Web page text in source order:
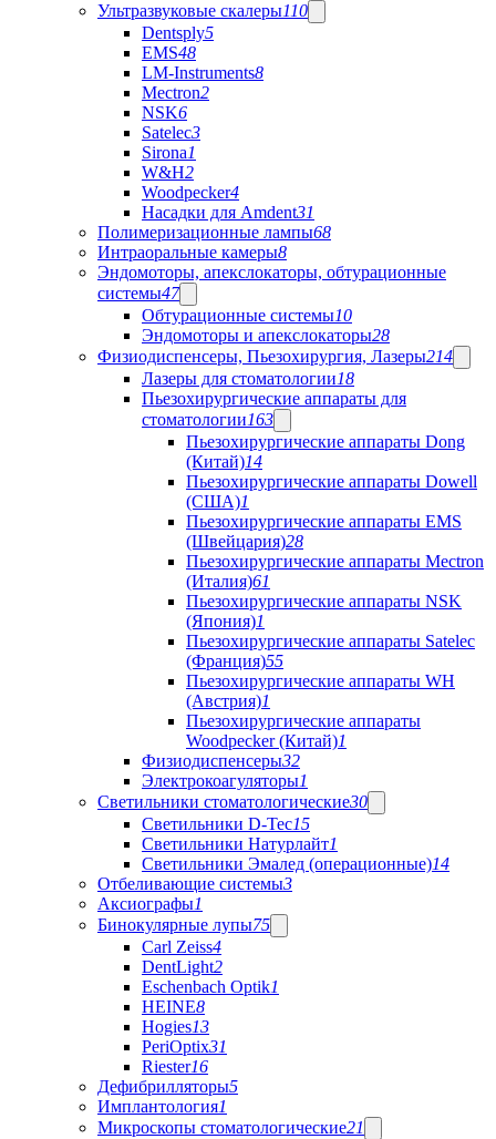
Ультразвуковые скалеры110
Dentsply5
EMS48
LM-Instruments8
Mectron2
NSK6
Satelec3
Sirona1
W&H2
Woodpecker4
Насадки для Amdent31
Полимеризационные лампы68
Интраоральные камеры8
Эндомоторы, апекслокаторы, обтурационные
системы47
Обтурационные системы10
Эндомоторы и апекслокаторы28
Физиодиспенсеры, Пьезохирургия, Лазеры214
Лазеры для стоматологии18
Пьезохирургические аппараты для
стоматологии163
Пьезохирургические аппараты Dong
(Китай)14
Пьезохирургические аппараты Dowell
(США)1
Пьезохирургические аппараты EMS
(Швейцария)28
Пьезохирургические аппараты Mectron
(Италия)61
Пьезохирургические аппараты NSK
(Япония)1
Пьезохирургические аппараты Satelec
(Франция)55
Пьезохирургические аппараты WH
(Австрия)1
Пьезохирургические аппараты
Woodpecker (Китай)1
Физиодиспенсеры32
Электрокоагуляторы1
Светильники стоматологические30
Светильники D-Tec15
Светильники Натурлайт1
Светильники Эмалед (операционные)14
Отбеливающие системы3
Аксиографы1
Бинокулярные лупы75
Carl Zeiss4
DentLight2
Eschenbach Optik1
HEINE8
Hogies13
PeriOptix31
Riester16
Дефибрилляторы5
Имплантология1
Микроскопы стоматологические21